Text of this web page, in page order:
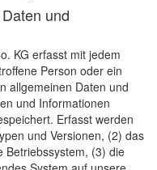
und
KG erfasst mit jedem
Person oder ein
allgemeinen Daten und
und Informationen
Erfasst werden
und Versionen, (2) das
Betriebssystem, (3) die